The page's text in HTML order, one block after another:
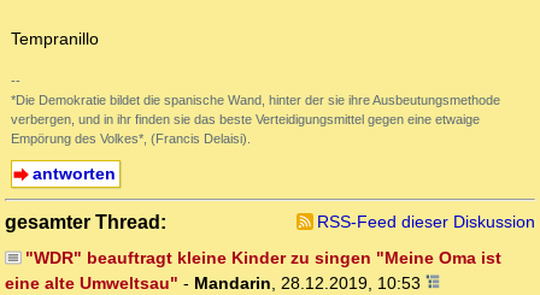
Tempranillo
--
*Die Demokratie bildet die spanische Wand, hinter der sie ihre Ausbeutungsmethode
verbergen, und in ihr finden sie das beste Verteidigungsmittel gegen eine etwaige
Empörung des Volkes*, (Francis Delaisi).
antworten
gesamter Thread:
RSS-Feed dieser Diskussion
"WDR" beauftragt kleine Kinder zu singen "Meine Oma ist
eine alte Umweltsau" - Mandarin
28.12.2019, 10:53